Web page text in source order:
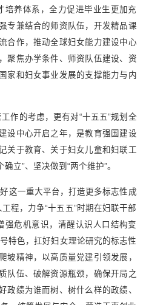
培养体系，全力促进毕业生更加充
专兼结合的师资队伍，开发精品课
合作，推动全球妇女能力建设中心
聚焦办学条件、师资队伍建设、资
家和妇女事业发展的支撑能力与内
作的考虑，更有对“十五五”规划全
设中心开启之年，是教育强国建设
关于教育、关于妇女儿童和妇联工
立”、坚决做到“两个维护”。
这一重大平台，打造更多标志性成
程，力争“十五五”时期在妇联干部
强危机意识，清醒认识人口结构变
特色，扛好妇女理论研究的标志性
精神，以高质量党建引领发展，
队伍、破解资源瓶颈，确保开局之
绩为谁而树、树什么样的政绩、